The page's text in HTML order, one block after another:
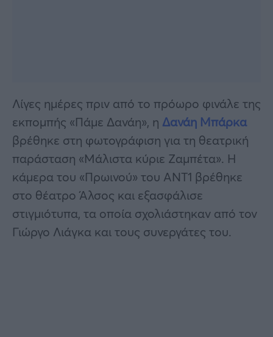
Λίγες ημέρες πριν από το πρόωρο φινάλε της
εκπομπής «Πάμε Δανάη», η Δανάη Μπάρκα
βρέθηκε στη φωτογράφιση για τη θεατρική
παράσταση «Μάλιστα κύριε Ζαμπέτα». Η
κάμερα του «Πρωινού» του ΑΝΤ1 βρέθηκε
στο θέατρο Άλσος και εξασφάλισε
στιγμιότυπα, τα οποία σχολιάστηκαν από τον
Γιώργο Λιάγκα και τους συνεργάτες του.